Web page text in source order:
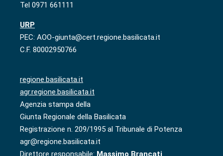
Tel 0971 661111
URP
PEC: AOO-giunta@cert.regione.basilicata.it
C.F. 80002950766
regione.basilicata.it
agr.regione.basilicata.it
Agenzia stampa della
Giunta Regionale della Basilicata
Registrazione n. 209/1995 al Tribunale di Potenza
agr@regione.basilicata.it
Direttore responsabile: Massimo Brancati